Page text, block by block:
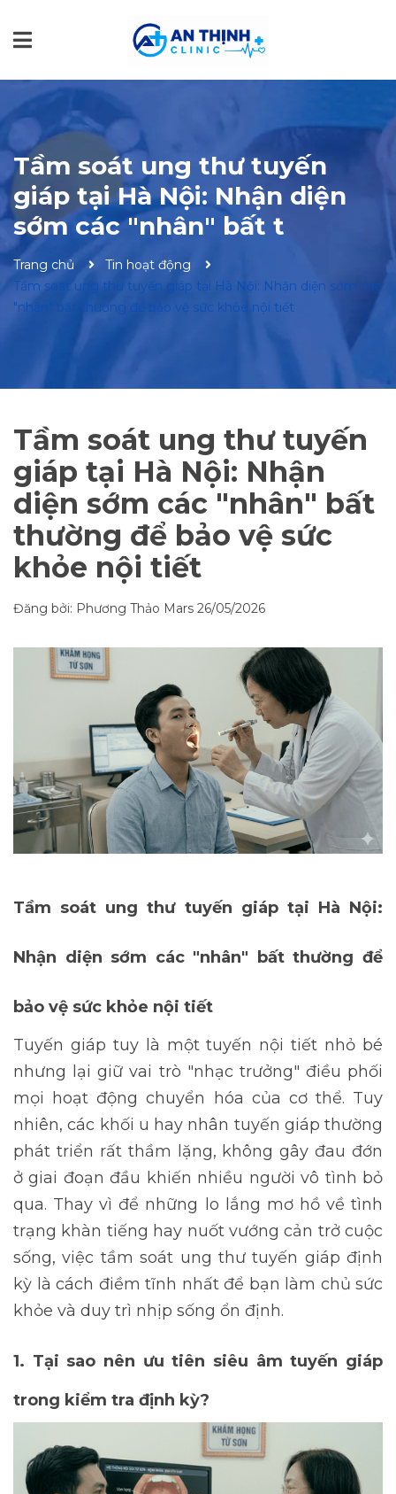
Tầm soát ung thư tuyến
giáp tại Hà Nội: Nhận diện
sớm các "nhân" bất t
Trang chủ
Tin hoạt động
Tầm soát ung thư tuyến giáp tại Hà Nội: Nhận diện sớm các
"nhân" bất thường để bảo vệ sức khỏe nội tiết
Tầm soát ung thư tuyến
giáp tại Hà Nội: Nhận
diện sớm các "nhân" bất
thường để bảo vệ sức
khỏe nội tiết
Đăng bởi: Phương Thảo Mars 26/05/2026
Tầm soát ung thư tuyến giáp tại Hà Nội:
Nhận diện sớm các "nhân" bất thường để
bảo vệ sức khỏe nội tiết
Tuyến giáp tuy là một tuyến nội tiết nhỏ bé
nhưng lại giữ vai trò "nhạc trưởng" điều phối
mọi hoạt động chuyển hóa của cơ thể. Tuy
nhiên, các khối u hay nhân tuyến giáp thường
phát triển rất thầm lặng, không gây đau đớn
ở giai đoạn đầu khiến nhiều người vô tình bỏ
qua. Thay vì để những lo lắng mơ hồ về tình
trạng khàn tiếng hay nuốt vướng cản trở cuộc
sống, việc tầm soát ung thư tuyến giáp định
kỳ là cách điềm tĩnh nhất để bạn làm chủ sức
khỏe và duy trì nhịp sống ổn định.
1. Tại sao nên ưu tiên siêu âm tuyến giáp
trong kiểm tra định kỳ?